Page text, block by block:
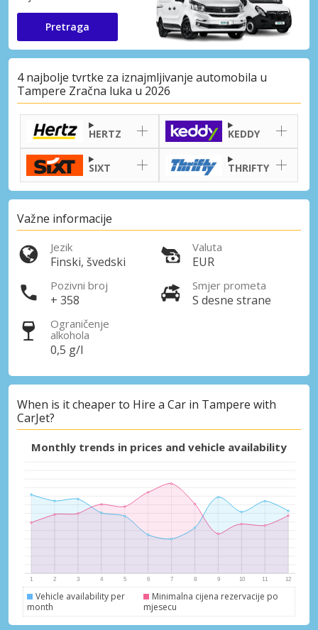
Pretraga
4 najbolje tvrtke za iznajmljivanje automobila u
Tampere Zračna luka u 2026
HERTZ KEDDY
SIXT THRIFTY
Važne informacije
Jezik
Finski, švedski
Valuta
EUR
Pozivni broj
+ 358
Smjer prometa
S desne strane
Ograničenje
alkohola
0,5 g/l
When is it cheaper to Hire a Car in Tampere with
CarJet?
Monthly trends in prices and vehicle availability
Vehicle availability per
month
Minimalna cijena rezervacije po
mjesecu